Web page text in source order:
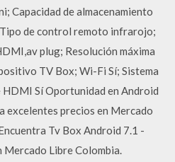
Capacidad de almacenamiento
de control remoto infrarojo;
plug; Resolución máxima
TV Box; Wi-Fi Sí; Sistema
Sí Oportunidad en Android
excelentes precios en Mercado
Tv Box Android 7.1 -
Libre Colombia.